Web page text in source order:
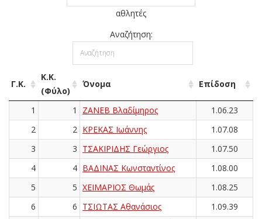
αθλητές
Αναζήτηση:
Γ.Κ.
Κ.Κ.
(Φύλο)
Όνομα Επίδοση
1 1 ΖΑΝΕΒ Βλαδίμηρος
1.06.23
2
2 ΚΡΕΚΑΣ Ιωάννης
1.07.08
3
3 ΤΣΑΚΙΡΙΔΗΣ Γεώργιος
1.07.50
4
4 ΒΑΔΙΝΑΣ Κωνσταντίνος
1.08.00
5
5 ΧΕΙΜΑΡΙΟΣ Θωμάς
1.08.25
6
6 ΤΣΙΩΤΑΣ Αθανάσιος
1.09.39